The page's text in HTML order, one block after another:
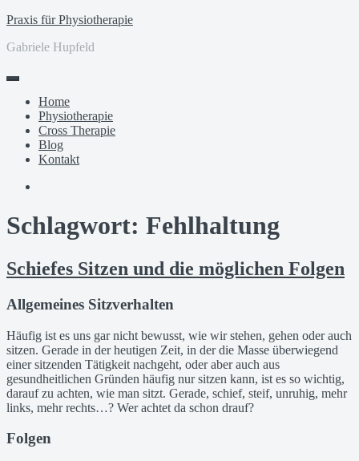
Zum
springen
Praxis für Physiotherapie
Gabriele Hupfeld
Home
Physiotherapie
Cross Therapie
Blog
Kontakt
Schlagwort: Fehlhaltung
Schiefes Sitzen und die möglichen Folgen
Allgemeines Sitzverhalten
Häufig ist es uns gar nicht bewusst, wie wir stehen, gehen oder auch
sitzen. Gerade in der heutigen Zeit, in der die Masse überwiegend
einer sitzenden Tätigkeit nachgeht, oder aber auch aus
gesundheitlichen Gründen häufig nur sitzen kann, ist es so wichtig,
darauf zu achten, wie man sitzt. Gerade, schief, steif, unruhig, mehr
links, mehr rechts…? Wer achtet da schon drauf?
Folgen